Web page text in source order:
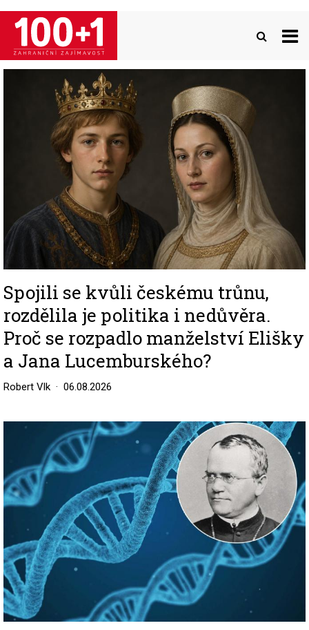
Přejít
hlavnímu
obsahu
Spojili se kvůli českému trůnu,
rozdělila je politika i nedůvěra.
Proč se rozpadlo manželství Elišky
a Jana Lucemburského?
Robert Vlk 06.08.2026
Image